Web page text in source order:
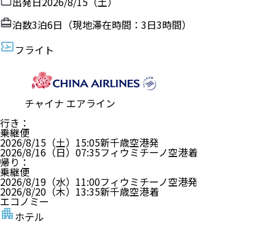
泊数3泊6日（現地滞在時間： 3日3時間）
フライト
チャイナ エアライン
行き ：
乗継便
2026/8/15（土） 15:05新千歳空港発
2026/8/16（日） 07:35フィウミチーノ空港着
帰り ：
乗継便
2026/8/19（水） 11:00フィウミチーノ空港発
2026/8/20（木） 13:35新千歳空港着
エコノミー
ホテル